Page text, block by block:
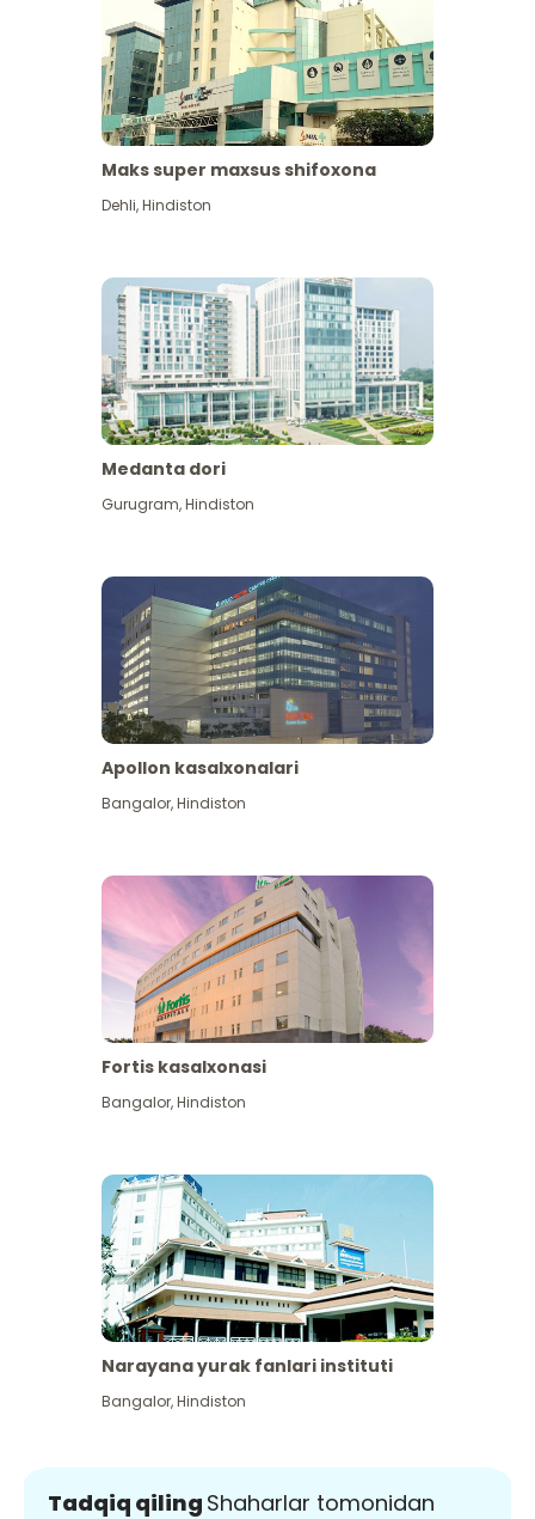
Maks super maxsus shifoxona
Dehli,Hindiston
Medanta dori
Gurugram,Hindiston
Apollon kasalxonalari
Bangalor,Hindiston
Fortis kasalxonasi
Bangalor,Hindiston
Narayana yurak fanlari instituti
Bangalor,Hindiston
Tadqiq qiling Shaharlar tomonidan